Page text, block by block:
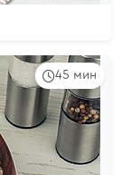
45 мин